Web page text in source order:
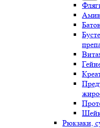
Рюкзаки,